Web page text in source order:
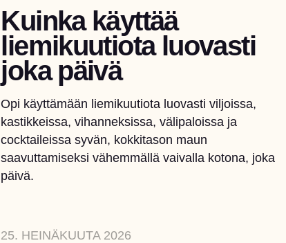
Kuinka käyttää
liemikuutiota luovasti
joka päivä
Opi käyttämään liemikuutiota luovasti viljoissa,
kastikkeissa, vihanneksissa, välipaloissa ja
cocktaileissa syvän, kokkitason maun
saavuttamiseksi vähemmällä vaivalla kotona, joka
päivä.
25. HEINÄKUUTA 2026